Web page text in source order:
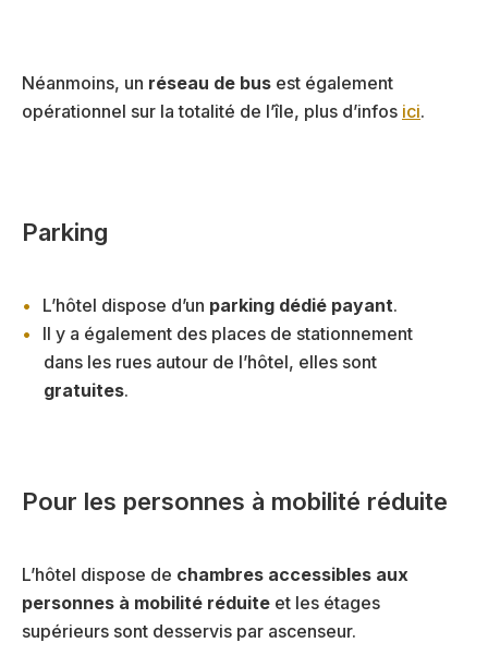
Néanmoins, un réseau de bus est également
opérationnel sur la totalité de l’île, plus d’infos ici.
Parking
L’hôtel dispose d’un parking dédié payant.
Il y a également des places de stationnement
dans les rues autour de l’hôtel, elles sont
gratuites.
Pour les personnes à mobilité réduite
L’hôtel dispose de chambres accessibles aux
personnes à mobilité réduite et les étages
supérieurs sont desservis par ascenseur.